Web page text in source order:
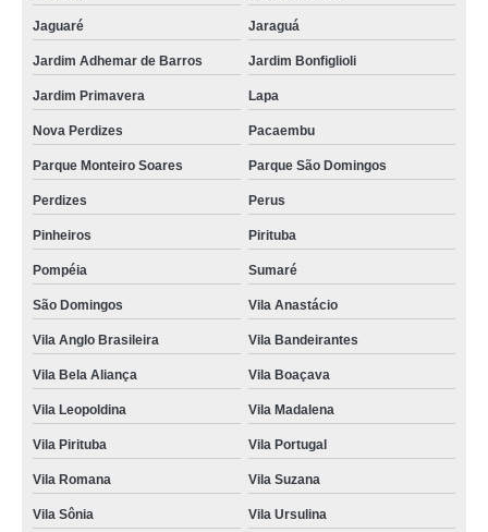
Jaguaré Jaraguá
Jardim Adhemar de Barros Jardim Bonfiglioli
Jardim Primavera Lapa
Nova Perdizes Pacaembu
Parque Monteiro Soares Parque São Domingos
Perdizes Perus
Pinheiros Pirituba
Pompéia Sumaré
São Domingos Vila Anastácio
Vila Anglo Brasileira Vila Bandeirantes
Vila Bela Aliança Vila Boaçava
Vila Leopoldina Vila Madalena
Vila Pirituba Vila Portugal
Vila Romana Vila Suzana
Vila Sônia Vila Ursulina